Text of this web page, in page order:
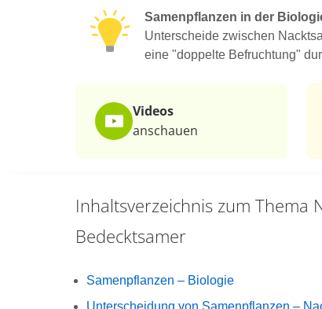
Samenpflanzen in der
Unterscheide zwischen
eine "doppelte Befruchtung"
Videos
anschauen
Inhaltsverzeichnis zum Thema
Bedecktsamer
Samenpflanzen – Biologie
Unterscheidung von Samenpflanzen –